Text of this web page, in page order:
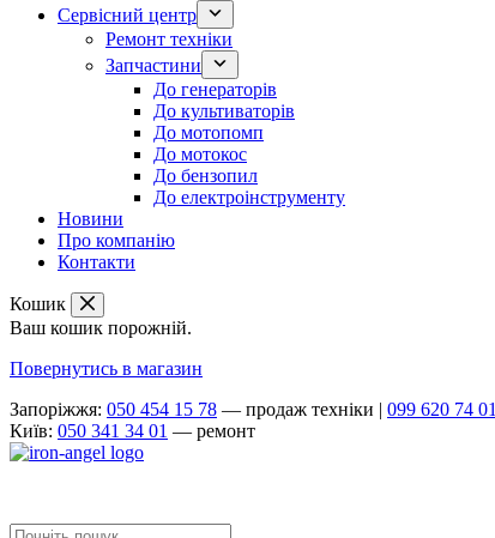
Сервісний центр
Ремонт техніки
Запчастини
До генераторів
До культиваторів
До мотопомп
До мотокос
До бензопил
До електроінструменту
Новини
Про компанію
Контакти
Кошик
Ваш кошик порожній.
Повернутись в магазин
Запоріжжя: 050 454 15 78 — продаж техніки | 099 620 74 01
Київ: 050 341 34 01 — ремонт